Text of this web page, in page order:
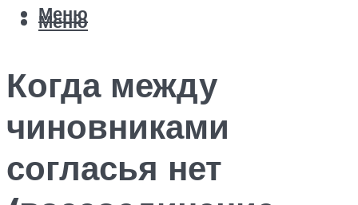
Меню
Меню
Когда между
чиновниками
согласья нет